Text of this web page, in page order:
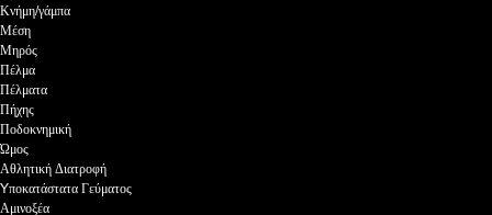
Κνήμη/γάμπα
Μέση
Μηρός
Πέλμα
Πέλματα
Πήχης
Ποδοκνημική
Ώμος
Αθλητική Διατροφή
Yποκατάστατα Γεύματος
Αμινοξέα